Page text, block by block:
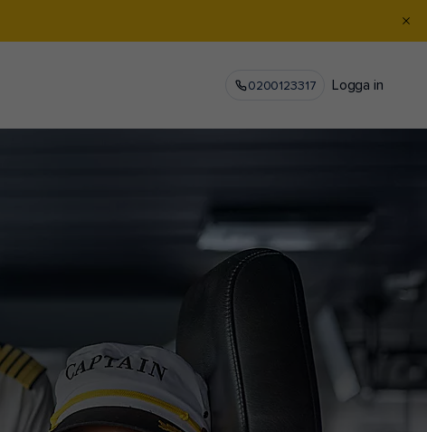
0200123317 Logga in